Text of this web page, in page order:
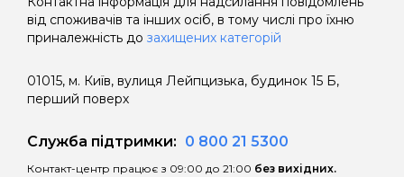
• витрати споживача за користування
нарахування процентів за користування
Кредитом після закінчення Дисконтного
ставкою, що вказана в договорі;
від споживачів та інших осіб, в тому числі про їхню
приналежність до захищених категорій
01015, м. Київ, вулиця Лейпцизька, будинок 15 Б,
перший поверх
Служба підтримки: 0 800 21 5300
Контакт-центр працює з 09:00 до 21:00 без вихідних.